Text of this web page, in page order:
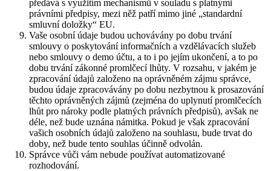
předává s využitím mechanismů v souladu s platnými
právními předpisy, mezi něž patří mimo jiné „standardní
smluvní doložky“ EU.
Vaše osobní údaje budou uchovávány po dobu trvání
smlouvy o poskytování informačních a vzdělávacích služeb
nebo smlouvy o demo účtu, a to i po jejím ukončení, a to po
dobu trvání zákonné promlčecí lhůty. V rozsahu, v jakém je
zpracování údajů založeno na oprávněném zájmu správce,
budou údaje zpracovávány po dobu nezbytnou k prosazování
těchto oprávněných zájmů (zejména do uplynutí promlčecích
lhůt pro nároky podle platných právních předpisů), avšak ne
déle, než bude uznána námitka. Pokud je však zpracování
vašich osobních údajů založeno na souhlasu, bude trvat do
doby, než bude tento souhlas účinně odvolán.
Správce vůči vám nebude používat automatizované
rozhodování.